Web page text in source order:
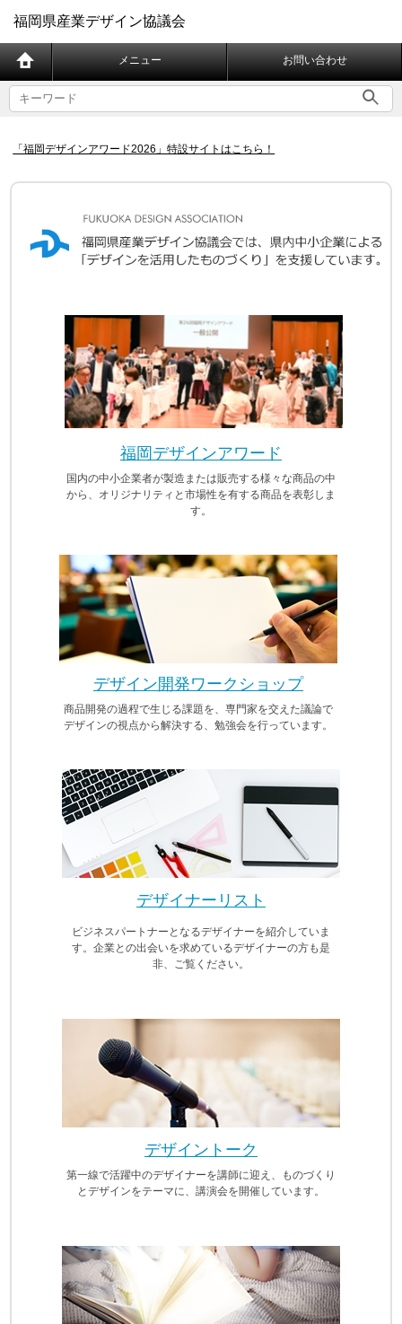
福岡県産業デザイン協議会
メニュー お問い合わせ
「福岡デザインアワード2026」特設サイトはこちら！
福岡デザインアワード
国内の中小企業者が製造または販売する様々な商品の中
から、オリジナリティと市場性を有する商品を表彰しま
す。
デザイン開発ワークショップ
商品開発の過程で生じる課題を、専門家を交えた議論で
デザインの視点から解決する、勉強会を行っています。
デザイナーリスト
ビジネスパートナーとなるデザイナーを紹介していま
す。企業との出会いを求めているデザイナーの方も是
非、ご覧ください。
デザイントーク
第一線で活躍中のデザイナーを講師に迎え、ものづくり
とデザインをテーマに、講演会を開催しています。